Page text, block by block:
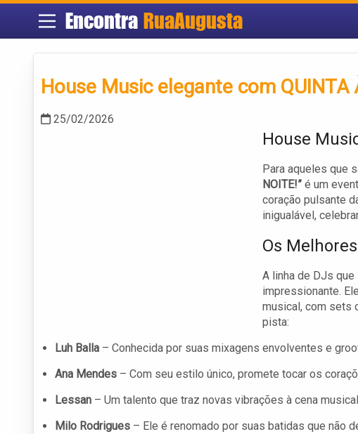
EncontraRuaAugusta
House Music elegante com QUINTA
25/02/2026
House
Para aqueles que
NOITE!” é um
coração pulsante
inigualável,
Os
A linha de DJs
impressionante.
musical, com sets
pista:
Luh Balla – Conhecida por suas mixagens envolventes e
Ana Mendes – Com seu estilo único, promete tocar os
Lessan – Um talento que traz novas vibrações à cena
Milo Rodrigues – Ele é renomado por suas batidas que não